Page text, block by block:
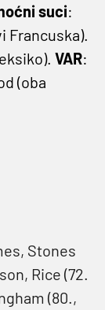
suci:
Francuska).
VAR:
(oba
Stones
Rice (72.
(80.,